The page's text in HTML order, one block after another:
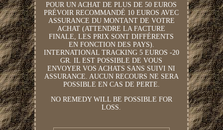
POUR UN ACHAT DE PLUS DE 50 EUROS
PRÉVOIR RECOMMANDÉ 10 EUROS AVEC
ASSURANCE DU MONTANT DE VOTRE
ACHAT (ATTENDRE LA FACTURE
FINALE, LES PRIX SONT DIFFÉRENTS
EN FONCTION DES PAYS).
INTERNATIONAL TRACKING 5 EUROS -20
GR. IL EST POSSIBLE DE VOUS
ENVOYER VOS ACHATS SANS SUIVI NI
ASSURANCE. AUCUN RECOURS NE SERA
POSSIBLE EN CAS DE PERTE.
NO REMEDY WILL BE POSSIBLE FOR
LOSS.